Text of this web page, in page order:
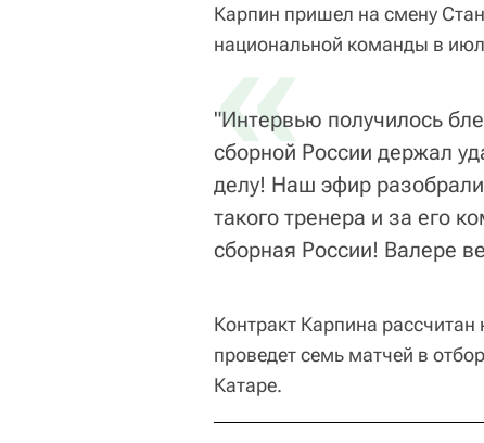
Карпин пришел на смену
национальной команды в
«
"Интервью получилось
сборной России держал
делу! Наш эфир
такого тренера и за его
сборная России! Валере
Контракт Карпина
проведет семь матчей в
Катаре.